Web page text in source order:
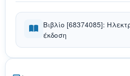
Βιβλίο [68374085]:
έκδοση